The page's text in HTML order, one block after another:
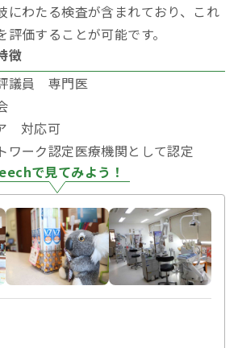
にわたる検査が含まれており、これ
価することが可能です。
徴
議員 専門医
対応可
ワーク認定医療機関として認定
で見てみよう！